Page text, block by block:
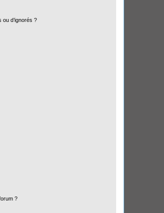
ou d’ignorés ?
?